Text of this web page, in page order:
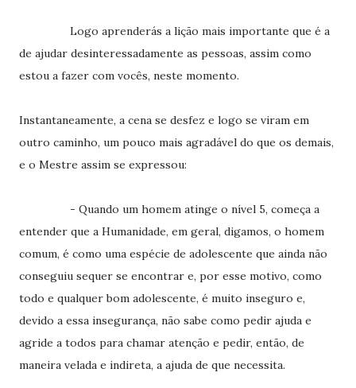
Logo aprenderás a lição mais importante que é a
de ajudar desinteressadamente as pessoas, assim como
estou a fazer com vocês, neste momento.
Instantaneamente, a cena se desfez e logo se viram em
outro caminho, um pouco mais agradável do que os demais,
e o Mestre assim se expressou:
- Quando um homem atinge o nível 5, começa a
entender que a Humanidade, em geral, digamos, o homem
comum, é como uma espécie de adolescente que ainda não
conseguiu sequer se encontrar e, por esse motivo, como
todo e qualquer bom adolescente, é muito inseguro e,
devido a essa insegurança, não sabe como pedir ajuda e
agride a todos para chamar atenção e pedir, então, de
maneira velada e indireta, a ajuda de que necessita.